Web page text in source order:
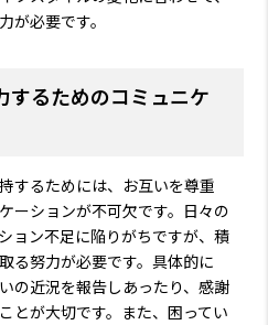
が必要です。
するためのコミュニケ
するためには、お互いを尊重
ーションが不可欠です。日々の
ョン不足に陥りがちですが、積
る努力が必要です。具体的に
の近況を報告しあったり、感謝
とが大切です。また、困ってい